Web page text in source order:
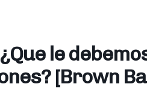
¿Que le
[Brown